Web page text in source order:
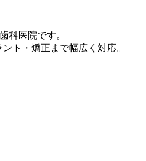
科医院です。
ト・矯正まで幅広く対応。